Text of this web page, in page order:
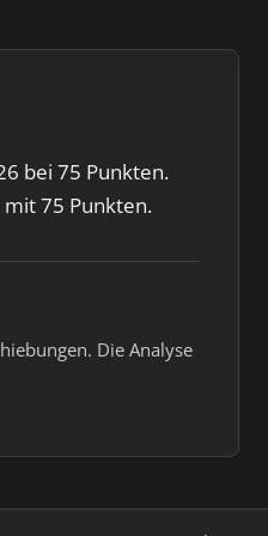
bei 75 Punkten.
75 Punkten.
Die Analyse